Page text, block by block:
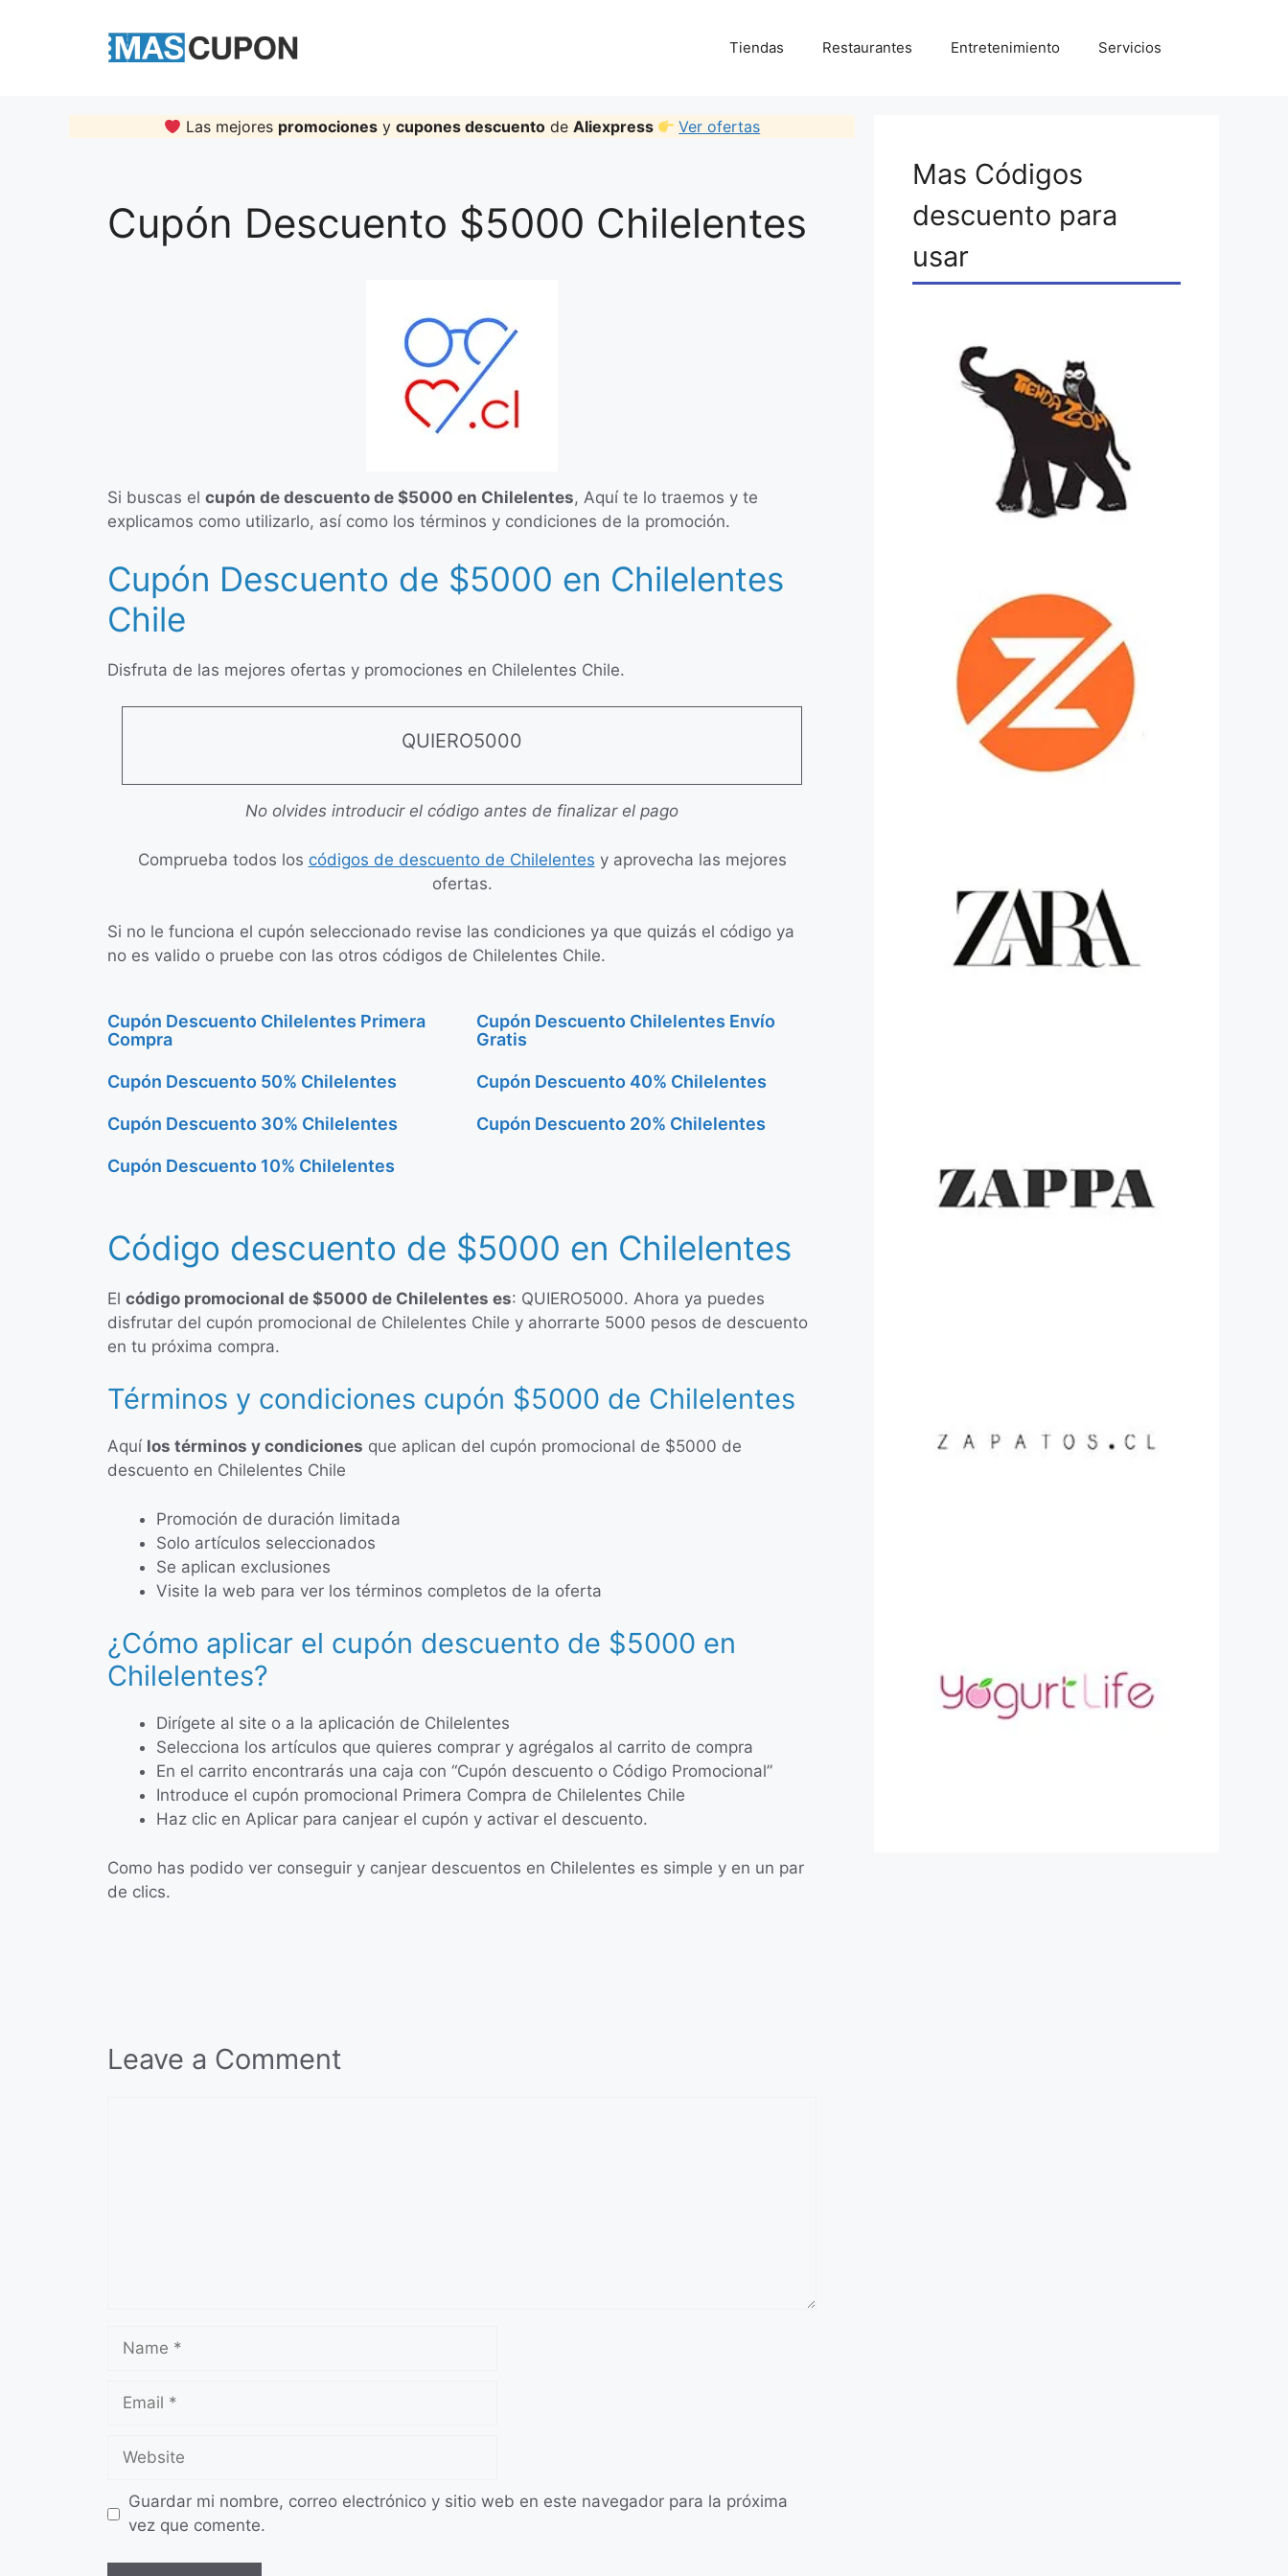
Tiendas Restaurantes Entretenimiento Servicios
Las mejores promociones y cupones descuento de Aliexpress Ver ofertas
Cupón Descuento $5000 Chilelentes
Si buscas el cupón de descuento de $5000 en Chilelentes, Aquí te lo traemos y te
explicamos como utilizarlo, así como los términos y condiciones de la promoción.
Cupón Descuento de $5000 en Chilelentes
Chile
Disfruta de las mejores ofertas y promociones en Chilelentes Chile.
QUIERO5000
No olvides introducir el código antes de finalizar el pago
Comprueba todos los códigos de descuento de Chilelentes y aprovecha las mejores
ofertas.
Si no le funciona el cupón seleccionado revise las condiciones ya que quizás el código ya
no es valido o pruebe con las otros códigos de Chilelentes Chile.
Cupón Descuento Chilelentes Primera
Compra
Cupón Descuento Chilelentes Envío
Gratis
Cupón Descuento 50% Chilelentes Cupón Descuento 40% Chilelentes
Cupón Descuento 30% Chilelentes Cupón Descuento 20% Chilelentes
Cupón Descuento 10% Chilelentes
Código descuento de $5000 en Chilelentes
El código promocional de $5000 de Chilelentes es: QUIERO5000. Ahora ya puedes
disfrutar del cupón promocional de Chilelentes Chile y ahorrarte 5000 pesos de descuento
en tu próxima compra.
Términos y condiciones cupón $5000 de Chilelentes
Aquí los términos y condiciones que aplican del cupón promocional de $5000 de
descuento en Chilelentes Chile
Promoción de duración limitada
Solo artículos seleccionados
Se aplican exclusiones
Visite la web para ver los términos completos de la oferta
¿Cómo aplicar el cupón descuento de $5000 en
Chilelentes?
Dirígete al site o a la aplicación de Chilelentes
Selecciona los artículos que quieres comprar y agrégalos al carrito de compra
En el carrito encontrarás una caja con “Cupón descuento o Código Promocional”
Introduce el cupón promocional Primera Compra de Chilelentes Chile
Haz clic en Aplicar para canjear el cupón y activar el descuento.
Como has podido ver conseguir y canjear descuentos en Chilelentes es simple y en un par
de clics.
Leave a Comment
Name
Email
Website
Guardar mi nombre, correo electrónico y sitio web en este navegador para la próxima
vez que comente.
Mas Códigos
descuento para
usar